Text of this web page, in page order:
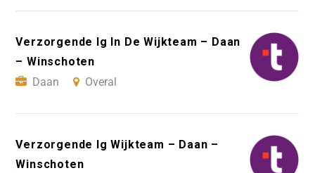
Verzorgende Ig In De Wijkteam – Daan
– Winschoten
Daan
Overal
Verzorgende Ig Wijkteam – Daan –
Winschoten